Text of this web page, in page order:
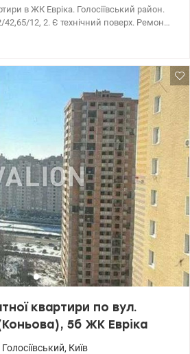
в ЖК Евріка. Голосіївський район.
12, 2. Є технічний поверх. Ремонт
магазини, супермаркети, ТРЦ
комплекс СпортЛайф з басейном. Пішки
5-8 хвилин, до станції метро
до 15 хвилин.
квартири по вул.
5б ЖК Евріка
Голосіївський, Київ